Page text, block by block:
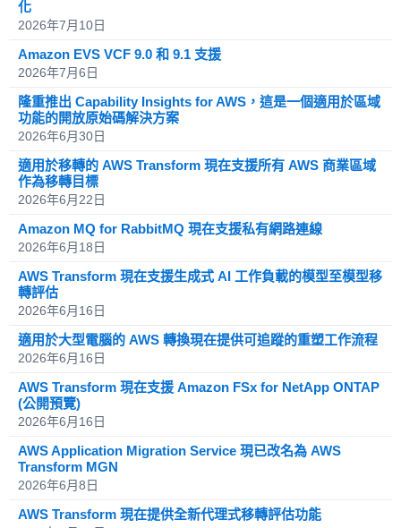
化
2026年7月10日
Amazon EVS VCF 9.0 和 9.1 支援
2026年7月6日
隆重推出 Capability Insights for AWS，這是一個適用於區域
功能的開放原始碼解決方案
2026年6月30日
適用於移轉的 AWS Transform 現在支援所有 AWS 商業區域
作為移轉目標
2026年6月22日
Amazon MQ for RabbitMQ 現在支援私有網路連線
2026年6月18日
AWS Transform 現在支援生成式 AI 工作負載的模型至模型移
轉評估
2026年6月16日
適用於大型電腦的 AWS 轉換現在提供可追蹤的重塑工作流程
2026年6月16日
AWS Transform 現在支援 Amazon FSx for NetApp ONTAP
(公開預覽)
2026年6月16日
AWS Application Migration Service 現已改名為 AWS
Transform MGN
2026年6月8日
AWS Transform 現在提供全新代理式移轉評估功能